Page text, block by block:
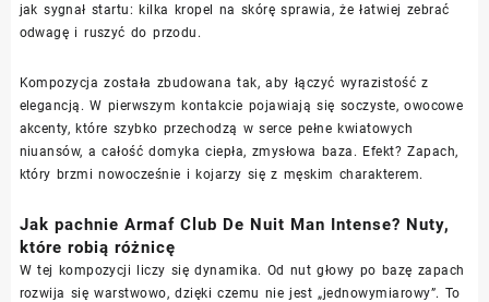
jak sygnał startu: kilka kropel na skórę sprawia, że łatwiej zebrać
odwagę i ruszyć do przodu.
Kompozycja została zbudowana tak, aby łączyć wyrazistość z
elegancją. W pierwszym kontakcie pojawiają się soczyste, owocowe
akcenty, które szybko przechodzą w serce pełne kwiatowych
niuansów, a całość domyka ciepła, zmysłowa baza. Efekt? Zapach,
który brzmi nowocześnie i kojarzy się z męskim charakterem.
Jak pachnie Armaf Club De Nuit Man Intense? Nuty,
które robią różnicę
W tej kompozycji liczy się dynamika. Od nut głowy po bazę zapach
rozwija się warstwowo, dzięki czemu nie jest „jednowymiarowy”. To